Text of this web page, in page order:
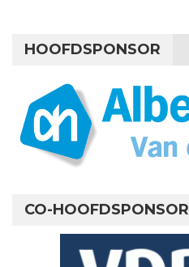
HOOFDSPONSOR
CO-HOOFDSPONSOR